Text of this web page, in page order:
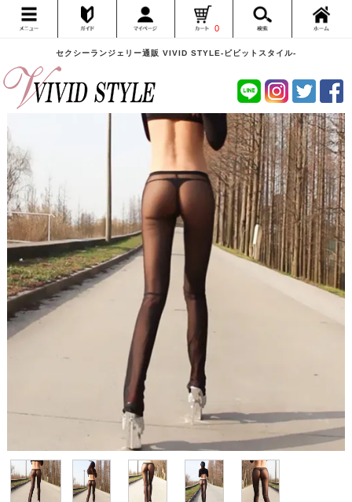
セクシーランジェリー通販 VIVID STYLE-ビビットスタイル-
0